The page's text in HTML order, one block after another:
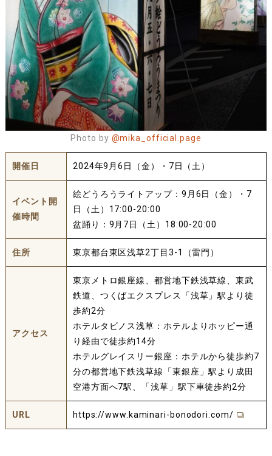
Photo by @mika_official.page
開催日 2024年9月6日（金）・7日（土）
イベント開
催時間
絵どうろうライトアップ：9月6日（金）・7
日（土）17:00-20:00
盆踊り：9月7日（土）18:00-20:00
住所 東京都台東区浅草2丁目3-1（雷門）
アクセス
東京メトロ銀座線、都営地下鉄浅草線、東武
鉄道、つくばエクスプレス「浅草」駅より徒
歩約2分
ホテルタビノス浅草：ホテルよりホッピー通
り経由で徒歩約14分
ホテルグレイスリー銀座：ホテルから徒歩約7
分の都営地下鉄浅草線「東銀座」駅より成田
空港方面へ7駅、「浅草」駅下車徒歩約2分
URL https://www.kaminari-bonodori.com/